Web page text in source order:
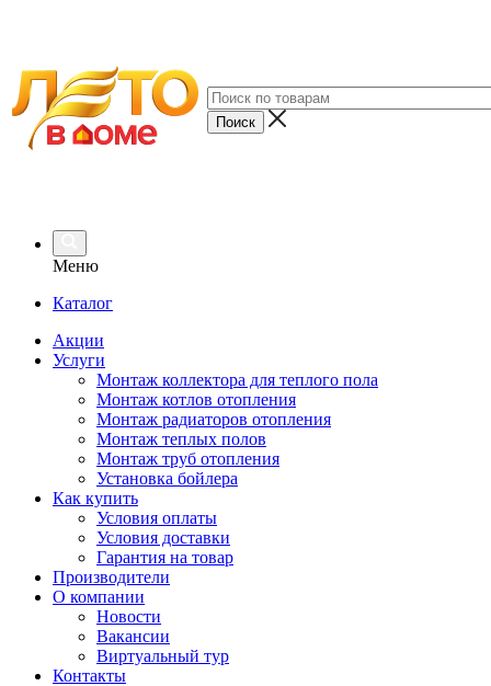
Меню
Каталог
Акции
Услуги
Монтаж коллектора для теплого пола
Монтаж котлов отопления
Монтаж радиаторов отопления
Монтаж теплых полов
Монтаж труб отопления
Установка бойлера
Как купить
Условия оплаты
Условия доставки
Гарантия на товар
Производители
О компании
Новости
Вакансии
Виртуальный тур
Контакты